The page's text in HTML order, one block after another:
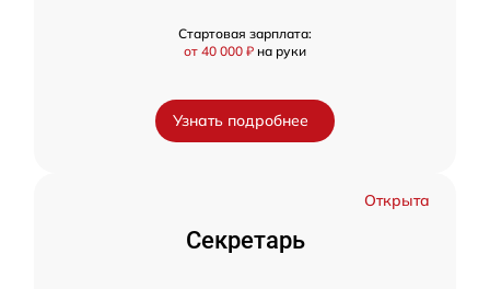
Стартовая зарплата:
от 40 000 ₽ на руки
Узнать подробнее
Открыта
Секретарь